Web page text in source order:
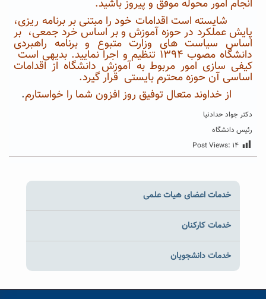
انجام امور محوله موفق و پیروز باشید.
شایسته است اقدامات خود را مبتنی بر برنامه ریزی،
پایش عملکرد در حوزه آموزش و بر اساس خرد جمعی، بر
اساس سیاست های وزارت متبوع و برنامه راهبردی
دانشگاه مصوب ۱۳۹۴ تنظیم و اجرا نمایید. بدیهی است
کیفی سازی امور مربوط به آموزش دانشگاه از اقدامات
اساسی آن حوزه محترم بایستی قرار گیرد.
از خداوند متعال توفیق روز افزون شما را خواستارم.
دکتر جواد حدادنیا
رئیس دانشگاه
Post Views: ۱۴
خدمات اعضای هیات علمی
خدمات کارکنان
خدمات دانشجویان